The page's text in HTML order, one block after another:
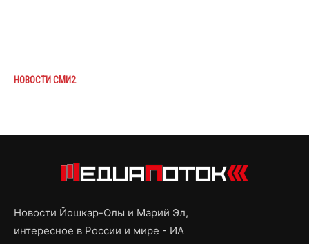
НОВОСТИ СМИ2
Новости Йошкар-Олы и Марий Эл,
интересное в России и мире - ИА